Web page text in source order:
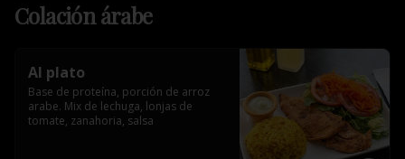
Colación árabe
Al plato
Base de proteína, porción de arroz
arabe. Mix de lechuga, lonjas de
tomate, zanahoria, salsa